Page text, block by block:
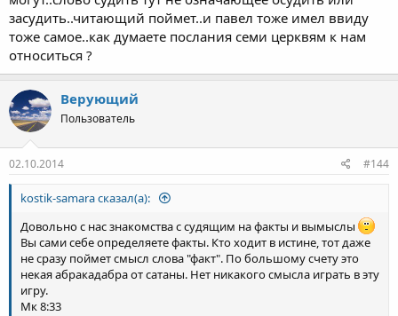
засудить..читающий поймет..и павел тоже имел ввиду
тоже самое..как думаете послания семи церквям к нам
относиться ?
Верующий
Пользователь
02.10.2014 #144
kostik-samara сказал(а):
Довольно с нас знакомства с судящим на факты и вымыслы
Вы сами себе определяете факты. Кто ходит в истине, тот даже
не сразу поймет смысл слова "факт". По большому счету это
некая абракадабра от сатаны. Нет никакого смысла играть в эту
игру.
Мк 8:33